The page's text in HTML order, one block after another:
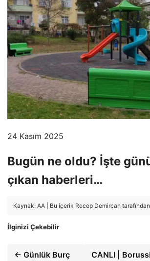
24 Kasım 2025
Bugün ne oldu? İşte
çıkan haberleri…
Kaynak: AA | Bu içerik Recep Demircan tarafından
İlginizi Çekebilir
← Günlük Burç
CANLI |